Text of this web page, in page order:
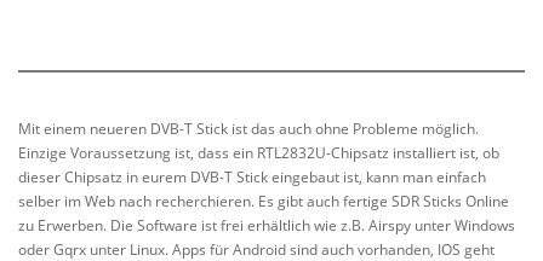
Mit einem neueren DVB-T Stick ist das auch ohne Probleme möglich.
Einzige Voraussetzung ist, dass ein RTL2832U-Chipsatz installiert ist, ob
dieser Chipsatz in eurem DVB-T Stick eingebaut ist, kann man einfach
selber im Web nach recherchieren. Es gibt auch fertige SDR Sticks Online
zu Erwerben. Die Software ist frei erhältlich wie z.B. Airspy unter Windows
oder Gqrx unter Linux. Apps für Android sind auch vorhanden, IOS geht